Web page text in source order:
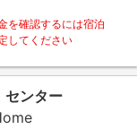
を確認するには宿泊
してください
センター